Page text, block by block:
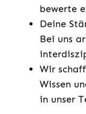
bewerte
Deine
Bei uns
Wir
Wissen
in unser